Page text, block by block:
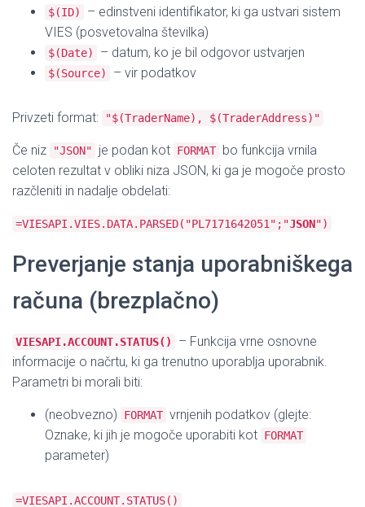
$(ID)
– edinstveni identifikator, ki ga ustvari sistem
VIES (posvetovalna številka)
$(Date) – datum, ko je bil odgovor ustvarjen
$(Source) – vir podatkov
Privzeti format: "$(TraderName), $(TraderAddress)"
Če niz "JSON" je podan kot FORMAT bo funkcija vrnila
celoten rezultat v obliki niza JSON, ki ga je mogoče prosto
razčleniti in nadalje obdelati:
=VIESAPI.VIES.DATA.PARSED("PL7171642051";"JSON")
Preverjanje stanja uporabniškega
računa (brezplačno)
VIESAPI.ACCOUNT.STATUS()
– Funkcija vrne osnovne
informacije o načrtu, ki ga trenutno uporablja uporabnik.
Parametri bi morali biti:
(neobvezno) FORMAT vrnjenih podatkov (glejte:
Oznake, ki jih je mogoče uporabiti kot FORMAT
parameter)
=VIESAPI.ACCOUNT.STATUS()